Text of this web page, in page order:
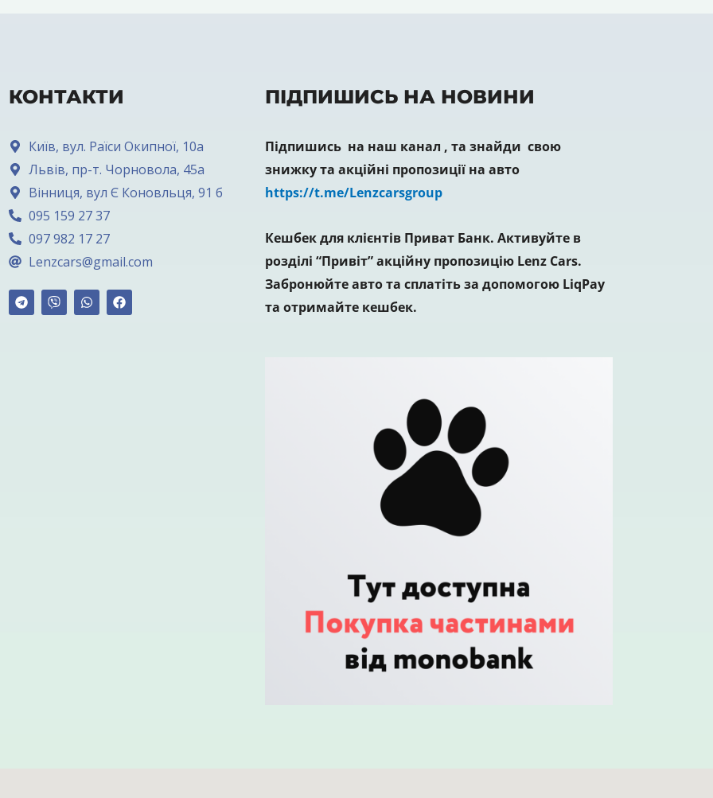
КОНТАКТИ
Київ, вул. Раїси Окипної, 10а
Львів, пр-т. Чорновола, 45а
Вінниця, вул Є Коновльця, 91 б
095 159 27 37
097 982 17 27
Lenzcars@gmail.com
ПІДПИШИСЬ НА НОВИНИ
Підпишись на наш канал , та знайди свою
знижку та акційні пропозиції на авто
https://t.me/Lenzcarsgroup
Кешбек для клієнтів Приват Банк. Активуйте в
розділі “Привіт” акційну пропозицію Lenz Cars.
Забронюйте авто та сплатіть за допомогою LiqPay
та отримайте кешбек.